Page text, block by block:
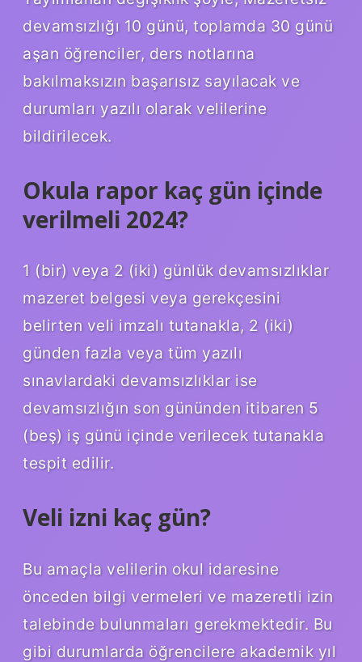
devamsızlığı 10 günü, toplamda 30 günü
aşan öğrenciler, ders notlarına
bakılmaksızın başarısız sayılacak ve
durumları yazılı olarak velilerine
bildirilecek.
Okula rapor kaç gün içinde
verilmeli 2024?
1 (bir) veya 2 (iki) günlük devamsızlıklar
mazeret belgesi veya gerekçesini
belirten veli imzalı tutanakla, 2 (iki)
günden fazla veya tüm yazılı
sınavlardaki devamsızlıklar ise
devamsızlığın son gününden itibaren 5
(beş) iş günü içinde verilecek tutanakla
tespit edilir.
Veli izni kaç gün?
Bu amaçla velilerin okul idaresine
önceden bilgi vermeleri ve mazeretli izin
talebinde bulunmaları gerekmektedir. Bu
gibi durumlarda öğrencilere akademik yıl